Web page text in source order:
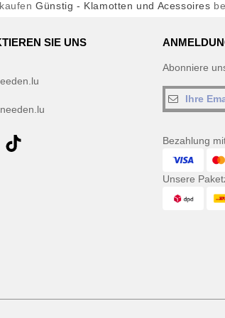
Günstig - Klamotten und Acessoires
SIE UNS
Abonniere
Bezahlung
Unsere